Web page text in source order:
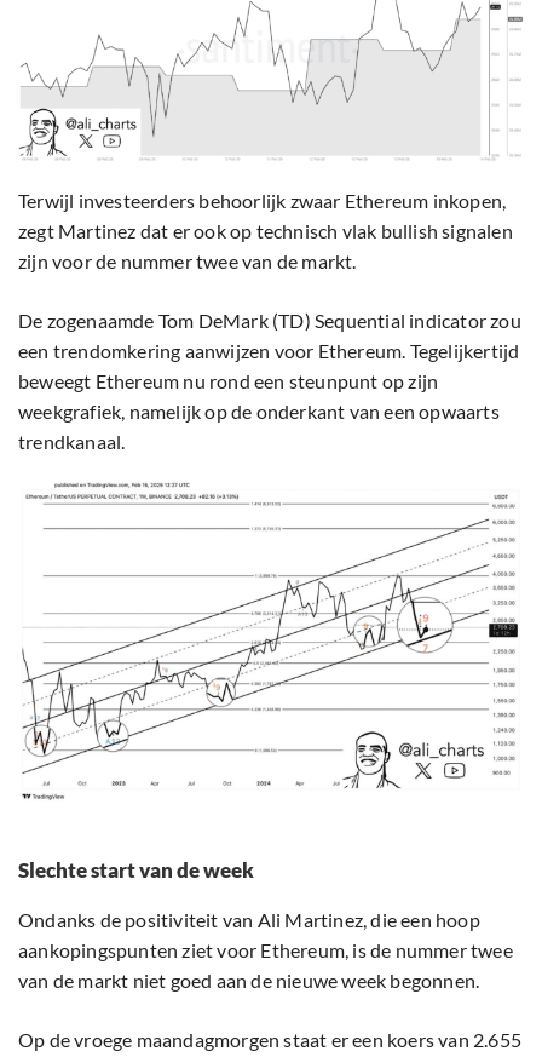
Terwijl investeerders behoorlijk zwaar Ethereum inkopen,
zegt Martinez dat er ook op technisch vlak bullish signalen
zijn voor de nummer twee van de markt.
De zogenaamde Tom DeMark (TD) Sequential indicator zou
een trendomkering aanwijzen voor Ethereum. Tegelijkertijd
beweegt Ethereum nu rond een steunpunt op zijn
weekgrafiek, namelijk op de onderkant van een opwaarts
trendkanaal.
Slechte start van de week
Ondanks de positiviteit van Ali Martinez, die een hoop
aankopingspunten ziet voor Ethereum, is de nummer twee
van de markt niet goed aan de nieuwe week begonnen.
Op de vroege maandagmorgen staat er een koers van 2.655